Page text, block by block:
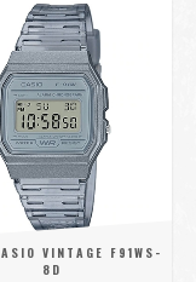
VINTAGE F91WS-
8D